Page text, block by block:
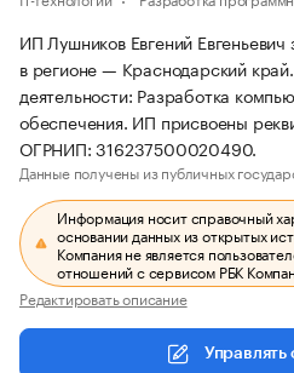
ИП Лушников Евгений Евгеньевич
в регионе — Краснодарский
деятельности: Разработка
обеспечения. ИП присвоены
ОГРНИП: 316237500020490.
Данные получены из публичных
Информация носит справочный
основании данных из открытых
Компания не является
отношений с сервисом РБК
Редактировать описание
Управлять